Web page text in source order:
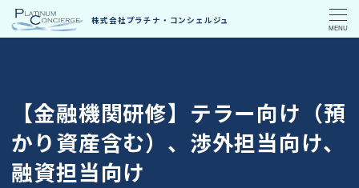
MENU
【金融機関研修】テラー向け（預
かり資産含む）、渉外担当向け、
融資担当向け